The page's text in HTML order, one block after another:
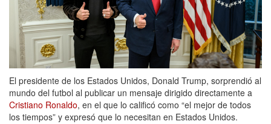
El presidente de los Estados Unidos, Donald Trump, sorprendió al
mundo del futbol al publicar un mensaje dirigido directamente a
Cristiano Ronaldo, en el que lo calificó como “el mejor de todos
los tiempos” y expresó que lo necesitan en Estados Unidos.